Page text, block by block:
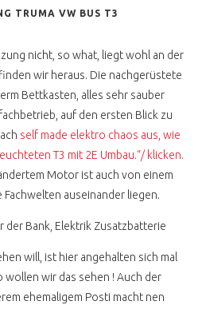
VW
TRUMA VW BUS T3
nicht, so what, liegt wohl an der
wir heraus. Die nachgerüstete
Bettkasten, alles sehr sauber
auf den ersten Blick zu
self made elektro chaos aus, wie
T3 mit 2E Umbau.“/ klicken.
Motor ist auch von einem
auseinander liegen.
der Bank, Elektrik Zusatzbatterie
will, ist hier angehalten sich mal
wollen wir das sehen ! Auch der
ehemaligem Posti macht nen